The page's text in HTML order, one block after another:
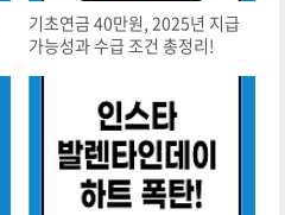
기초연금 40만원, 2025년 지급
가능성과 수급 조건 총정리!